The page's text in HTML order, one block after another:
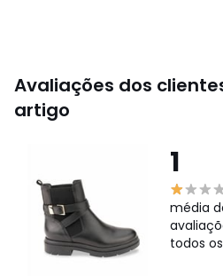
Avaliações dos
artigo
1
média
todos